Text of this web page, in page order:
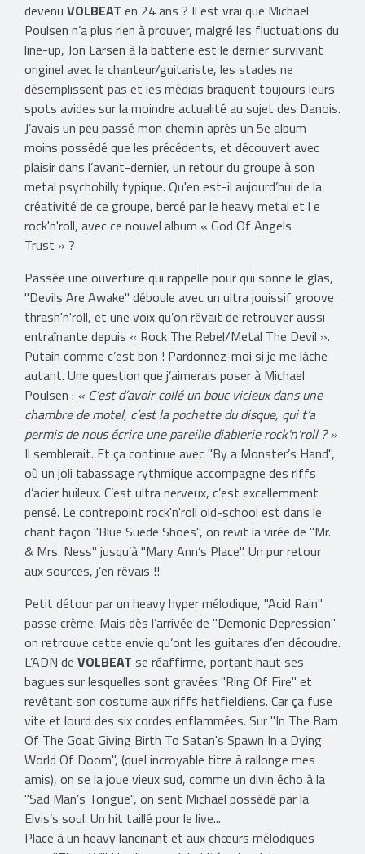
devenu VOLBEAT en 24 ans ? Il est vrai que Michael
Poulsen n’a plus rien à prouver, malgré les fluctuations du
line-up, Jon Larsen à la batterie est le dernier survivant
originel avec le chanteur/guitariste, les stades ne
désemplissent pas et les médias braquent toujours leurs
spots avides sur la moindre actualité au sujet des Danois.
J’avais un peu passé mon chemin après un 5e album
moins possédé que les précédents, et découvert avec
plaisir dans l’avant-dernier, un retour du groupe à son
metal psychobilly typique. Qu'en est-il aujourd’hui de la
créativité de ce groupe, bercé par le heavy metal et l e
rock'n'roll, avec ce nouvel album « God Of Angels
Trust » ?
Passée une ouverture qui rappelle pour qui sonne le glas,
"Devils Are Awake" déboule avec un ultra jouissif groove
thrash'n'roll, et une voix qu’on rêvait de retrouver aussi
entraînante depuis « Rock The Rebel/Metal The Devil ».
Putain comme c’est bon ! Pardonnez-moi si je me lâche
autant. Une question que j’aimerais poser à Michael
Poulsen : « C’est d’avoir collé un bouc vicieux dans une
chambre de motel, c’est la pochette du disque, qui t’a
permis de nous écrire une pareille diablerie rock'n'roll ? »
Il semblerait. Et ça continue avec "By a Monster’s Hand",
où un joli tabassage rythmique accompagne des riffs
d’acier huileux. C’est ultra nerveux, c’est excellemment
pensé. Le contrepoint rock'n'roll old-school est dans le
chant façon "Blue Suede Shoes", on revit la virée de "Mr.
& Mrs. Ness" jusqu’à "Mary Ann’s Place". Un pur retour
aux sources, j’en rêvais !!
Petit détour par un heavy hyper mélodique, "Acid Rain"
passe crème. Mais dès l’arrivée de "Demonic Depression"
on retrouve cette envie qu’ont les guitares d’en découdre.
L’ADN de VOLBEAT se réaffirme, portant haut ses
bagues sur lesquelles sont gravées "Ring Of Fire" et
revêtant son costume aux riffs hetfieldiens. Car ça fuse
vite et lourd des six cordes enflammées. Sur "In The Barn
Of The Goat Giving Birth To Satan's Spawn In a Dying
World Of Doom", (quel incroyable titre à rallonge mes
amis), on se la joue vieux sud, comme un divin écho à la
"Sad Man’s Tongue", on sent Michael possédé par la
Elvis’s soul. Un hit taillé pour le live...
Place à un heavy lancinant et aux chœurs mélodiques